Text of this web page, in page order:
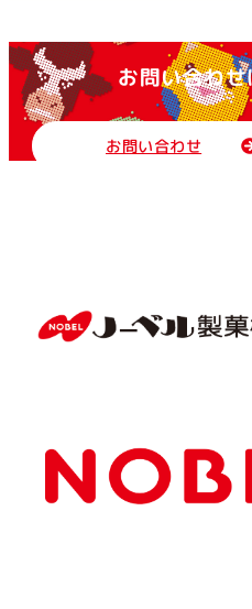
お問い合わ
お問い合わせ